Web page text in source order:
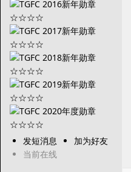
发短消息
加为好友
当前在线